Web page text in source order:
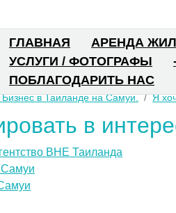
ГЛАВНАЯ АРЕНДА
УСЛУГИ / ФОТОГРАФЫ
ПОБЛАГОДАРИТЬ НАС
в Таиланде на Самуи. Я
в
ВНЕ Таиланда
Самуи